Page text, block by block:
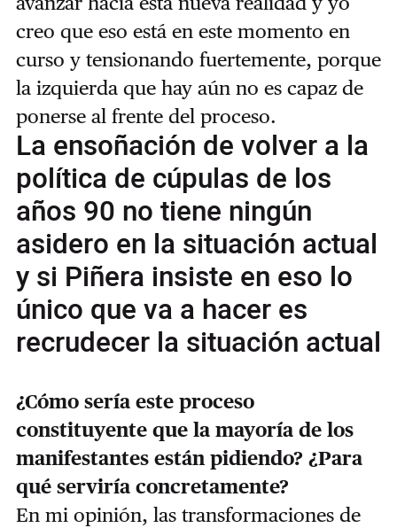
creo que eso está en este momento en
curso y tensionando fuertemente, porque
la izquierda que hay aún no es capaz de
ponerse al frente del proceso.
La ensoñación de volver a la
política de cúpulas de los
años 90 no tiene ningún
asidero en la situación actual
y si Piñera insiste en eso lo
único que va a hacer es
recrudecer la situación actual
¿Cómo sería este proceso
constituyente que la mayoría de los
manifestantes están pidiendo? ¿Para
qué serviría concretamente?
En mi opinión, las transformaciones de